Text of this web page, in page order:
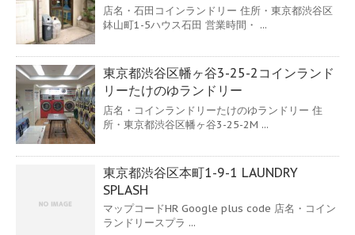
店名・石田コインランドリー 住所・東京都渋谷区
鉢山町1-5ハウス石田 営業時間・ ...
東京都渋谷区幡ヶ谷3-25-2コインランド
リーたけのゆランドリー
店名・コインランドリーたけのゆランドリー 住
所・東京都渋谷区幡ヶ谷3-25-2M ...
東京都渋谷区本町1-9-1 LAUNDRY
SPLASH
マップコードHR Google plus code 店名・コイン
ランドリースプラ ...